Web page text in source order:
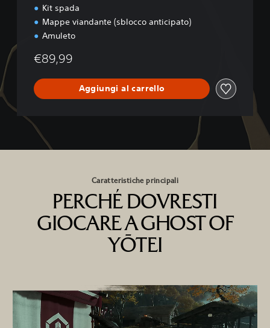
Kit spada
Mappe viandante (sblocco anticipato)
Amuleto
€89,99
Aggiungi al carrello
Caratteristiche principali
PERCHÉ DOVRESTI
GIOCARE A GHOST OF
YŌTEI